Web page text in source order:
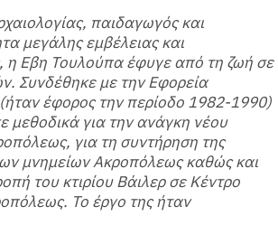
παιδαγωγός και
μεγάλης εμβέλειας και
η Εβη Τουλούπα έφυγε από τη ζωή σε
Συνδέθηκε με την Εφορεία
έφορος την περίοδο 1982-1990)
μεθοδικά για την ανάγκη νέου
για τη συντήρηση της
μνημείων Ακροπόλεως καθώς και
του κτιρίου Βάιλερ σε Κέντρο
Το έργο της ήταν